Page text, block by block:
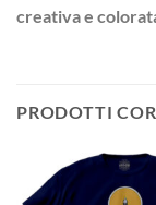
creativa e
PRODOTTI